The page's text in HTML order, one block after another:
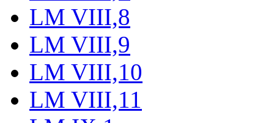
LM VIII,8
LM VIII,9
LM VIII,10
LM VIII,11